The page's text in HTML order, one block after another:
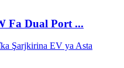
Fa Dual Port ...